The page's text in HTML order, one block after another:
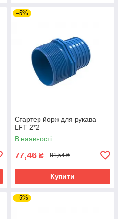
–5%
Стартер йорж для рукава
LFT 2*2
В наявності
77,46 ₴ 81,54 ₴
Купити
–5%